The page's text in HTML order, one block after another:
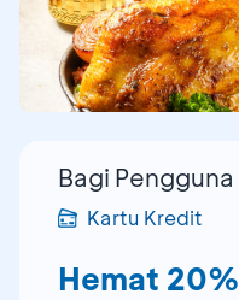
Bagi Pengguna
Kartu Kredit
Hemat 20%